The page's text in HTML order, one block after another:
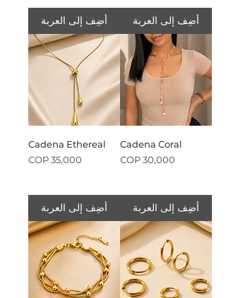
أضِف إلى العربة أضِف إلى العربة
Cadena Coral
السعر
أضِف إلى العربة
Cadena Ethereal
السعر
أضِف إلى العربة